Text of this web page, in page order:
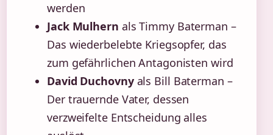
werden
Jack Mulhern als Timmy Baterman –
Das wiederbelebte Kriegsopfer, das
zum gefährlichen Antagonisten wird
David Duchovnyals Bill Baterman –
Der trauernde Vater, dessen
verzweifelte Entscheidung alles